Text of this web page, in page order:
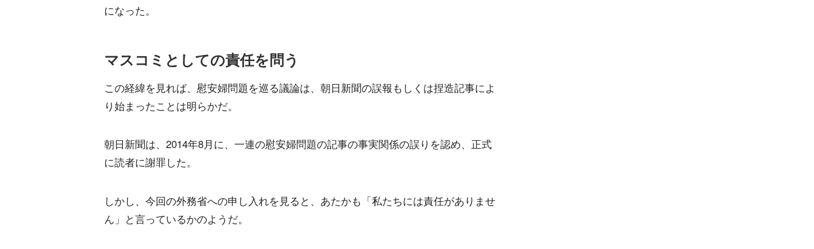
になった。
マスコミとしての責任を問う
この経緯を見れば、慰安婦問題を巡る議論は、朝日新聞の誤報もしくは捏造記事によ
り始まったことは明らかだ。
朝日新聞は、2014年8月に、一連の慰安婦問題の記事の事実関係の誤りを認め、正式
に読者に謝罪した。
しかし、今回の外務省への申し入れを見ると、あたかも「私たちには責任がありませ
ん」と言っているかのようだ。